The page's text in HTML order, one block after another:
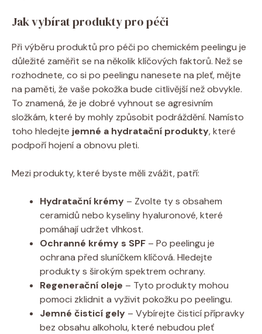
Jak vybírat produkty pro péči
Při výběru produktů pro péči po chemickém peelingu je
důležité zaměřit se na několik klíčových faktorů. Než se
rozhodnete, co si po peelingu nanesete na pleť, mějte
na paměti, že vaše pokožka bude citlivější než obvykle.
To znamená, že je dobré vyhnout se agresivním
složkám, které by mohly způsobit podráždění. Namísto
toho hledejte jemné a hydratační produkty, které
podpoří hojení a obnovu pleti.
Mezi produkty, které byste měli zvážit, patří:
Hydratační krémy – Zvolte ty s obsahem
ceramidů nebo kyseliny hyaluronové, které
pomáhají udržet vlhkost.
Ochranné krémy s SPF – Po peelingu je
ochrana před sluníčkem klíčová. Hledejte
produkty s širokým spektrem ochrany.
Regenerační oleje – Tyto produkty mohou
pomoci zklidnit a vyživit pokožku po peelingu.
Jemné čisticí gely – Vybírejte čisticí přípravky
bez obsahu alkoholu, které nebudou pleť